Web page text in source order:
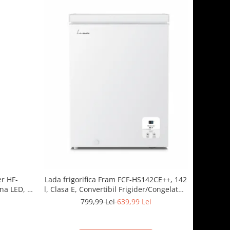
HF-
LED, 3
Lada frigorifica Fram FCF-HS142CE++, 142
l, Clasa E, Convertibil Frigider/Congelator,
Control electronic, Display digital, Alb
799,99 Lei639,99 Lei